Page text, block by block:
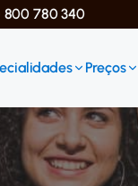
800 780 340
Preços